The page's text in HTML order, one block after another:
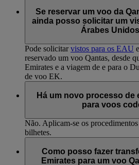
Se reservar um voo da
ainda posso solicitar um
Árabes
Pode solicitarvistos para os EAU
reservado um voo Qantas, desde
Emirates e a viagem de e para o
de voo EK.
Há um novo processo de
para voos
Não. Aplicam-se os
bilhetes.
Como posso fazer
Emirates para um voo